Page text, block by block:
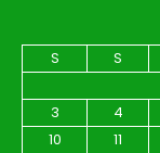
S
S
3
4
10
11